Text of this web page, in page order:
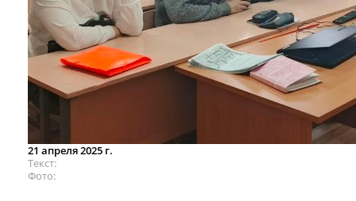
21 апреля 2025 г.
Текст
Фото